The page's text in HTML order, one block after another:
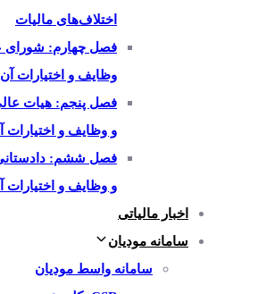
اختلاف‌های مالیات
فصل چهارم: شورای
وظایف و اختیارات آن
فصل پنجم: هیات
و وظایف و اختیارات
فصل ششم: دادستانی
و وظایف و اختیارات
اخبار مالیاتی
سامانه مودیان
سامانه واسط مودیان